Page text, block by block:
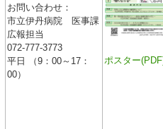
お問い合わせ：
市立伊丹病院 医事課
広報担当
072-777-3773
平日 （9：00～17：
00）
ポスター